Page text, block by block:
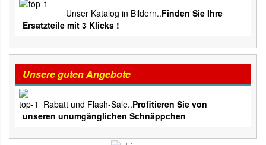
Unser Katalog in Bildern..Finden Sie Ihre
Ersatzteile mit 3 Klicks !
Unsere guten Angebote
Rabatt und Flash-Sale..Profitieren Sie von
unseren unumgänglichen Schnäppchen